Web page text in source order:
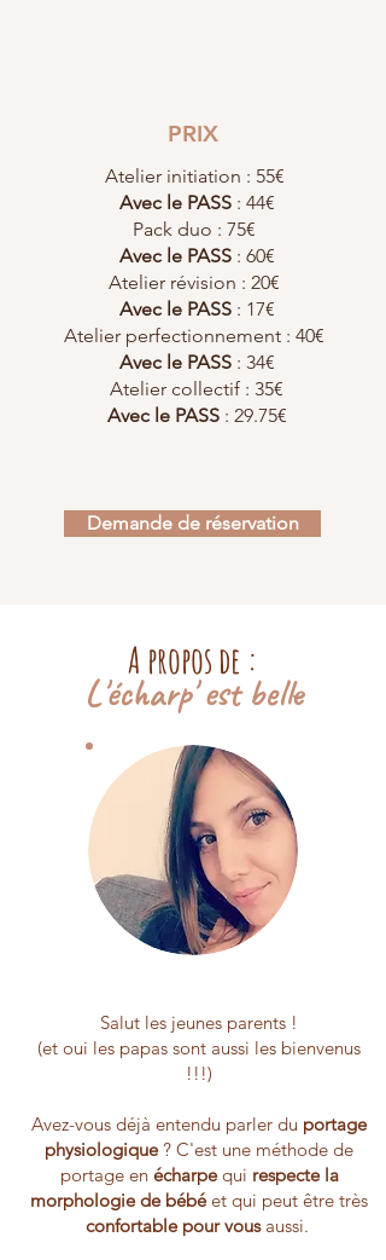
PRIX
Atelier initiation : 55€
Avec le PASS : 44€
Pack duo : 75€
Avec le PASS: 60€
Atelier révision : 20€
Avec le PASS : 17€
Atelier perfectionnement : 40€
Avec le PASS: 34€
Atelier collectif : 35€
Avec le PASS : 29.75€
Demande de réservation
A propos de :
L'écharp' est belle
Salut les jeunes parents !
(et oui les papas sont aussi les bienvenus
!!!)
Avez-vous déjà entendu parler du portage
physiologique? C'est une méthode de
portage en écharpequi respecte la
morphologie de bébéet qui peut être très
confortable pour vous aussi.